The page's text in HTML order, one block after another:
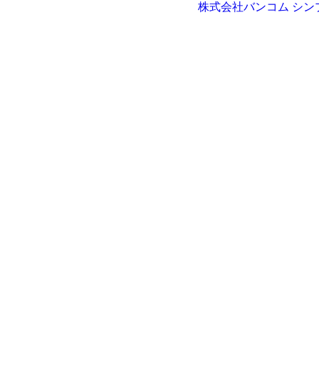
株式会社バンコム シン